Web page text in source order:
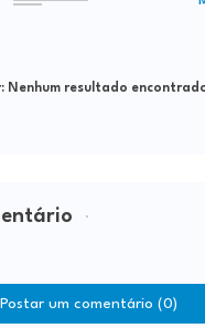
Nenhum resultado
Postar um comentário (0)